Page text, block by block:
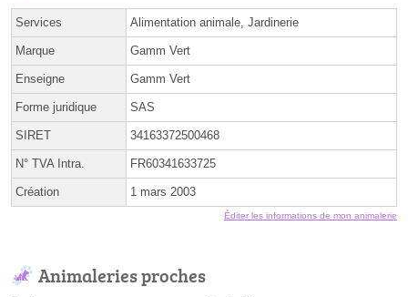
Services Alimentation animale, Jardinerie
Marque Gamm Vert
Enseigne Gamm Vert
Forme juridique SAS
SIRET 34163372500468
N° TVA Intra. FR60341633725
Création 1 mars 2003
Éditer les informations de mon animalerie
Animaleries proches